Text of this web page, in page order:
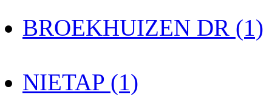
BROEKHUIZEN DR (1)
NIETAP (1)